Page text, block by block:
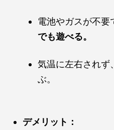
電池やガスが不要
でも遊べる。
気温に左右されず
ぶ。
デメリット：